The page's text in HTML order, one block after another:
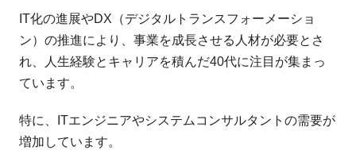
IT化の進展やDX（デジタルトランスフォーメーショ
ン）の推進により、事業を成長させる人材が必要とさ
れ、人生経験とキャリアを積んだ40代に注目が集まっ
ています。
特に、ITエンジニアやシステムコンサルタントの需要が
増加しています。